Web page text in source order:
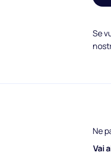
Se
Ne
Vai